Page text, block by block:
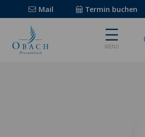
Mail Termin buchen
MENU